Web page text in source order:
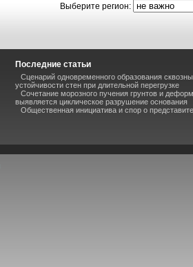
Выберите регион:
Последние статьи
Сценарий одновременного образования
устойчивости стен при длительной перегрузке
Сочетание морозного пучения грунтов и
выявляется циклическое разрушение основания
Общественная инициатива и спор о